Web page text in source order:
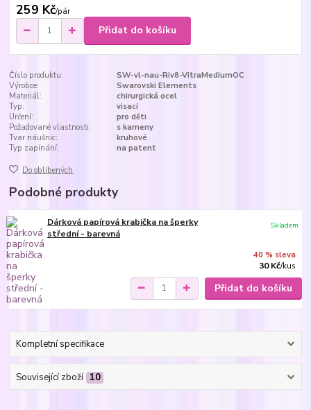
259 Kč/pár
Přidat do košíku
Číslo produktu:
SW-vl-nau-Riv8-VitraMediumOC
Výrobce:
Swarovski Elements
Materiál:
chirurgická ocel
Typ:
visací
Určení:
pro děti
Požadované vlastnosti:
s kameny
Tvar náušnic:
kruhové
Typ zapínání:
na patent
Do oblíbených
Podobné produkty
Dárková papírová krabička na šperky
střední - barevná
40 % sleva
30 Kč/kus
Skladem
Přidat do košíku
Kompletní specifikace
Související zboží 10